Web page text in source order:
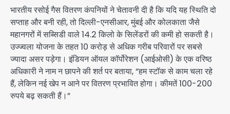
भारतीय रसोई गैस वितरण कंपनियों ने चेतावनी दी है कि यदि यह स्थिति दो
सप्ताह और बनी रही, तो दिल्ली-एनसीआर, मुंबई और कोलकाता जैसे
महानगरों में सब्सिडी वाले 14.2 किलो के सिलेंडरों की कमी हो सकती है।
उज्ज्वला योजना के तहत 10 करोड़ से अधिक गरीब परिवारों पर सबसे
ज्यादा असर पड़ेगा। इंडियन ऑयल कॉर्पोरेशन (आईओसी) के एक वरिष्ठ
अधिकारी ने नाम न छापने की शर्त पर बताया, “हम स्टॉक से काम चला रहे
हैं, लेकिन नई खेप न आने पर वितरण प्रभावित होगा। कीमतें 100-200
रुपये बढ़ सकती हैं।”